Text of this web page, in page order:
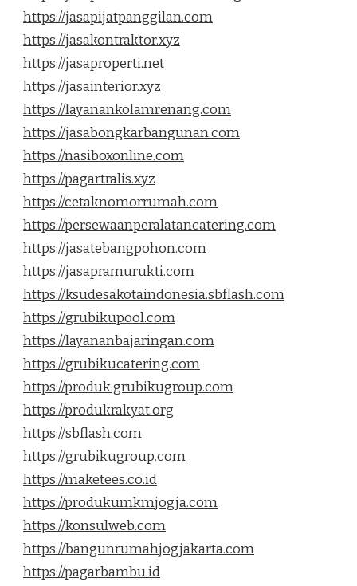
https://jasapijatpanggilan.com
https://jasakontraktor.xyz
https://jasaproperti.net
https://jasainterior.xyz
https://layanankolamrenang.com
https://jasabongkarbangunan.com
https://nasiboxonline.com
https://pagartralis.xyz
https://cetaknomorrumah.com
https://persewaanperalatancatering.com
https://jasatebangpohon.com
https://jasapramurukti.com
https://ksudesakotaindonesia.sbflash.com
https://grubikupool.com
https://layananbajaringan.com
https://grubikucatering.com
https://produk.grubikugroup.com
https://produkrakyat.org
https://sbflash.com
https://grubikugroup.com
https://maketees.co.id
https://produkumkmjogja.com
https://konsulweb.com
https://bangunrumahjogjakarta.com
https://pagarbambu.id